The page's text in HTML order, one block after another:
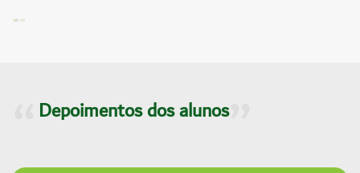
Depoimentos dos alunos